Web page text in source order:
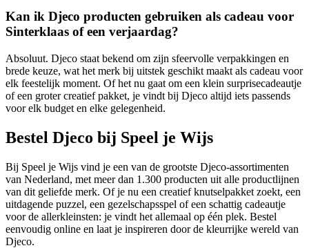
Kan ik Djeco producten gebruiken als cadeau voor
Sinterklaas of een verjaardag?
Absoluut. Djeco staat bekend om zijn sfeervolle verpakkingen en
brede keuze, wat het merk bij uitstek geschikt maakt als cadeau voor
elk feestelijk moment. Of het nu gaat om een klein surprisecadeautje
of een groter creatief pakket, je vindt bij Djeco altijd iets passends
voor elk budget en elke gelegenheid.
Bestel Djeco bij Speel je Wijs
Bij Speel je Wijs vind je een van de grootste Djeco-assortimenten
van Nederland, met meer dan 1.300 producten uit alle productlijnen
van dit geliefde merk. Of je nu een creatief knutselpakket zoekt, een
uitdagende puzzel, een gezelschapsspel of een schattig cadeautje
voor de allerkleinsten: je vindt het allemaal op één plek. Bestel
eenvoudig online en laat je inspireren door de kleurrijke wereld van
Djeco.